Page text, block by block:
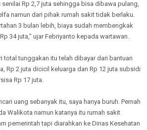
Rp 2,7 juta sehingga bisa dibawa pulang,
namun dari pihak rumah sakit tidak berlaku.
3 bulan lebih, biaya sudah membengkak
34 juta," ujar Febriyanto kepada wartawan.
total tunggakan itu telah dibayar dari bantuan
Rp 2 juta dicicil keluarga dan Rp 12 juta subsidi
Rp 17 juta.
uang sebanyak itu, saya hanya buruh. Pernah
Walikota namun katanya itu rumah sakit
pemerintah tapi diarahkan ke Dinas Kesehatan